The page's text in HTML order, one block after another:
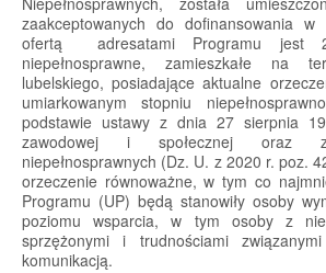
zaakceptowanych do dofinansowania
ofertą adresatami Programu jest
niepełnosprawne, zamieszkałe na
lubelskiego, posiadające aktualne
umiarkowanym stopniu
podstawie ustawy z dnia 27 sierpnia
zawodowej i społecznej oraz
niepełnosprawnych (Dz. U. z 2020 r. poz.
orzeczenie równoważne, w tym co
Programu (UP) będą stanowiły osoby
poziomu wsparcia, w tym osoby z
sprzężonymi i trudnościami
komunikacją.